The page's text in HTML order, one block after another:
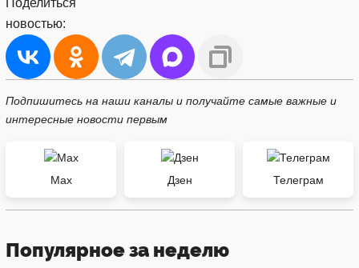
Поделиться
новостью:
Подпишитесь на наши каналы и получайте самые важные и
интересные новости первым
Max Дзен Телеграм
Популярное за неделю